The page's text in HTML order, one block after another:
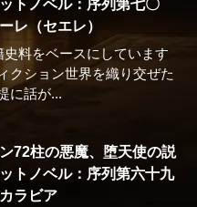
トノベル：序列第七〇
レ（セエレ）
料をベースにしています
クション世界を織り交ぜた
に話が...
72柱の悪魔、堕天使の説
トノベル：序列第六十九
ラビア